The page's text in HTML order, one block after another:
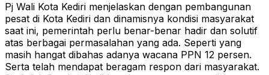
Pj Wali Kota Kediri menjelaskan dengan pembangunan
pesat di Kota Kediri dan dinamisnya kondisi masyarakat
saat ini, pemerintah perlu benar-benar hadir dan solutif
atas berbagai permasalahan yang ada. Seperti yang
masih hangat dibahas adanya wacana PPN 12 persen.
Serta telah mendapat beragam respon dari masyarakat.